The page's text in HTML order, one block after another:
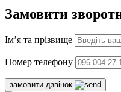
Замовити
Ім’я та прізвище
Номер телефону
замовити дзвінок